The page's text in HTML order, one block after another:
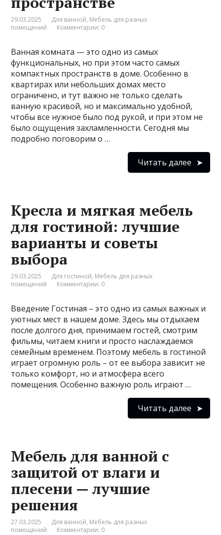
29.03.2025 Для ванной, Мебель для разных
помещений
Комментарии: 0
Ванная комната — это одно из самых
функциональных, но при этом часто самых
компактных пространств в доме. Особенно в
квартирах или небольших домах место
ограничено, и тут важно не только сделать
ванную красивой, но и максимально удобной,
чтобы все нужное было под рукой, и при этом не
было ощущения захламленности. Сегодня мы
подробно поговорим о …
Читать далее
Кресла и мягкая мебель
для гостиной: лучшие
варианты и советы
выбора
29.03.2025 Для гостиной, Мебель для разных
помещений
Комментарии: 0
Введение Гостиная – это одно из самых важных и
уютных мест в нашем доме. Здесь мы отдыхаем
после долгого дня, принимаем гостей, смотрим
фильмы, читаем книги и просто наслаждаемся
семейным временем. Поэтому мебель в гостиной
играет огромную роль – от ее выбора зависит не
только комфорт, но и атмосфера всего
помещения. Особенно важную роль играют …
Читать далее
Мебель для ванной с
защитой от влаги и
плесени — лучшие
решения
27.03.2025 Для ванной, Мебель для разных
помещений
Комментарии: 0